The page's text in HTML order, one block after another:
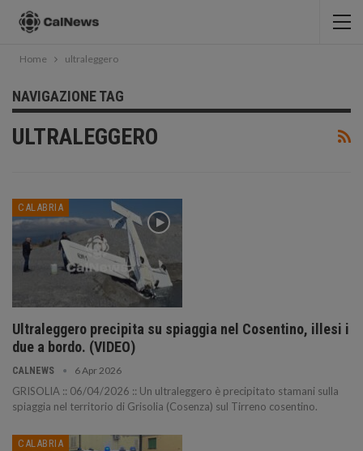
Home ultraleggero
NAVIGAZIONE TAG
ULTRALEGGERO
CALABRIA
Ultraleggero precipita su spiaggia nel Cosentino, illesi i
due a bordo. (VIDEO)
CALNEWS 6 Apr 2026
GRISOLIA :: 06/04/2026 :: Un ultraleggero è precipitato stamani sulla
spiaggia nel territorio di Grisolia (Cosenza) sul Tirreno cosentino.
CALABRIA